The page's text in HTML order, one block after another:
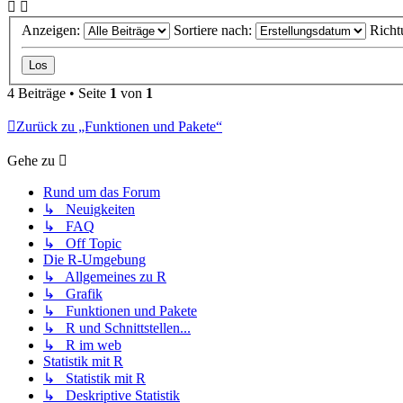
Anzeigen: Sortiere nach:
4 Beiträge • Seite 1 von 1
Zurück zu „Funktionen und Pakete“
Gehe zu
Rund um das Forum
↳ Neuigkeiten
↳ FAQ
↳ Off Topic
Die R-Umgebung
↳ Allgemeines zu R
↳ Grafik
↳ Funktionen und Pakete
↳ R und Schnittstellen...
↳ R im web
Statistik mit R
↳ Statistik mit R
↳ Deskriptive Statistik